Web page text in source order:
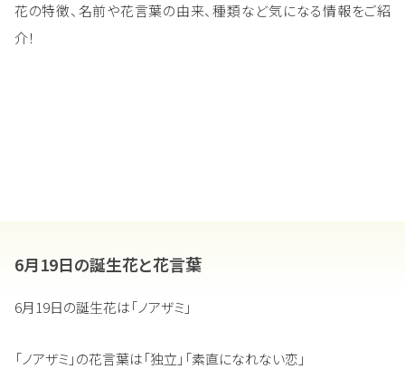
花の特徴、名前や花言葉の由来、種類など気になる情報をご紹
介！
6月19日の誕生花と花言葉
6月19日の誕生花は「ノアザミ」
「ノアザミ」の花言葉は「独立」「素直になれない恋」